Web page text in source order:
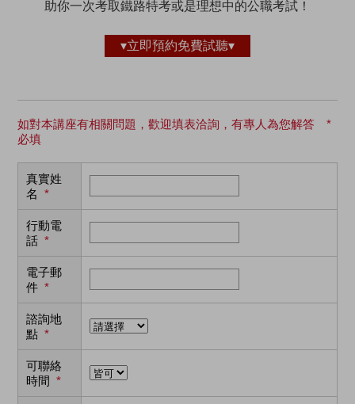
助你一次考取鐵路特考或是理想中的公職考試！
▾立即預約免費試聽▾
如對本講座有相關問題，歡迎填表洽詢，有專人為您解答 *
必填
真實姓
名 *
行動電
話 *
電子郵
件 *
諮詢地
點 *
可聯絡
時間 *